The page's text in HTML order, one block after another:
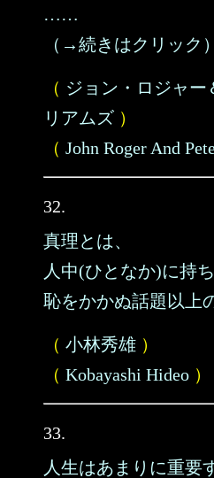
……
（→続きはクリック）
（ ジョン・ロジャー
リアムズ ）
（ John Roger And
32.
真理とは、
人中(ひとなか)に持
恥をかかぬ話題以上
（ 小林秀雄 ）
（ Kobayashi Hideo ）
33.
人生はあまりに重要